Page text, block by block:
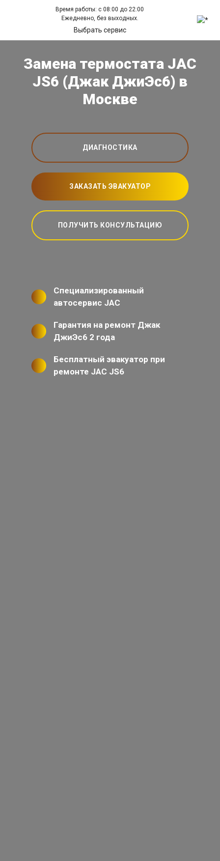
Время работы: с 08:00 до 22:00
Ежедневно, без выходных.
Выбрать сервис
Замена термостата JAC
JS6 (Джак ДжиЭс6) в
Москве
ДИАГНОСТИКА
ЗАКАЗАТЬ ЭВАКУАТОР
ПОЛУЧИТЬ КОНСУЛЬТАЦИЮ
Специализированный
автосервис JAC
Гарантия на ремонт Джак
ДжиЭс6 2 года
Бесплатный эвакуатор при
ремонте JAC JS6